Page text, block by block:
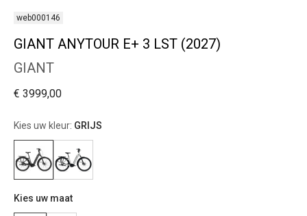
web000146
GIANT ANYTOUR E+ 3 LST (2027)
GIANT
€ 3999,00
Kies uw kleur: GRIJS
Kies uw maat